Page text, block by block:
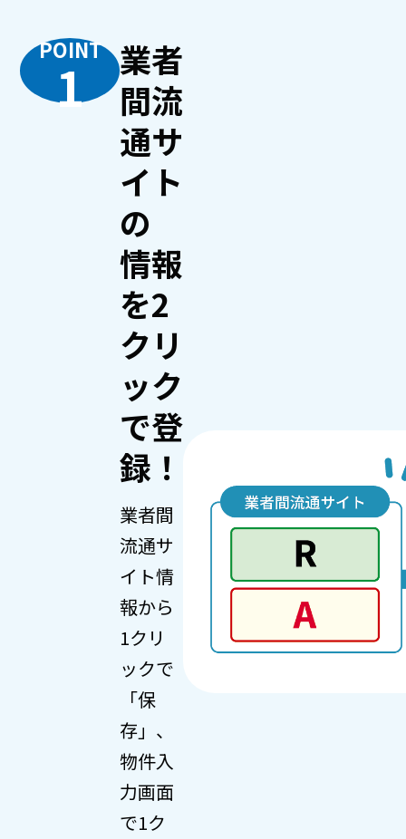
POINT
1
業者
間流
通サ
イト
の
情報
を2
クリ
ック
で登
録！
業者間
流通サ
イト情
報から
1クリ
ックで
「保
存」、
物件入
力画面
で1ク